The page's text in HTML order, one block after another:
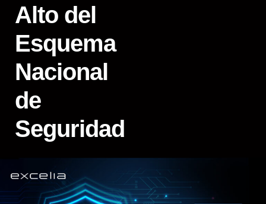
Alto del
Esquema
Nacional
de
Seguridad